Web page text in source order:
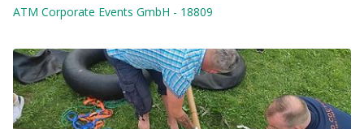
ATM Corporate Events GmbH - 18809